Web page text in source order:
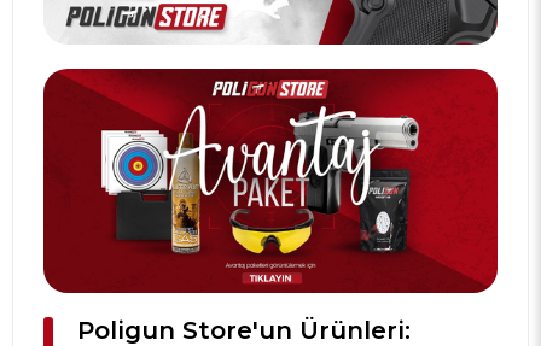
Poligun Store'un Ürünleri: